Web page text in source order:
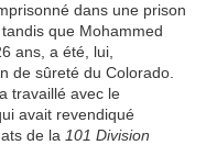
dans une prison
que Mohammed
ans, a été, lui,
de sûreté du Colorado.
travaillé avec le
avait revendiqué
de la 101 Division